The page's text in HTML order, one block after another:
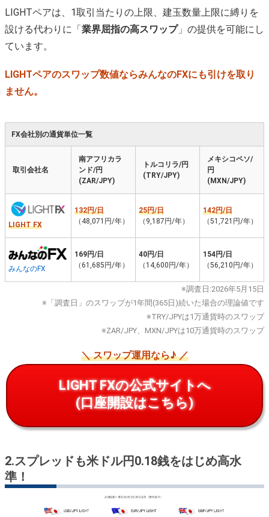
LIGHTペアは、1取引当たりの上限、建玉数量上限に縛りを
設ける代わりに「業界屈指の高スワップ」の提供を可能にし
ています。
LIGHTペアのスワップ数値ならみんなのFXにも引けを取り
ません。
FX会社別の通貨単位一覧
取引会社名
南アフリカラ
ンド/円
(ZAR/JPY)
トルコリラ/円
(TRY/JPY)
メキシコペソ/
円
(MXN/JPY)
LIGHT FX
132円/日
（48,071円/年）
25円/日
（9,187円/年）
142円/日
（51,721円/年）
みんなのFX
169円/日
（61,685円/年）
40円/日
（14,600円/年）
154円/日
（56,210円/年）
※調査日:2026年5月15日
※「調査日」のスワップが1年間(365日)続いた場合の理論値です
※TRY/JPYは1万通貨時のスワップ
※ZAR/JPY、MXN/JPYは10万通貨時のスワップ
＼ スワップ運用なら♪ ／
LIGHT FXの公式サイトへ
(口座開設はこちら)
2.スプレッドも米ドル円0.18銭をはじめ高水
準！